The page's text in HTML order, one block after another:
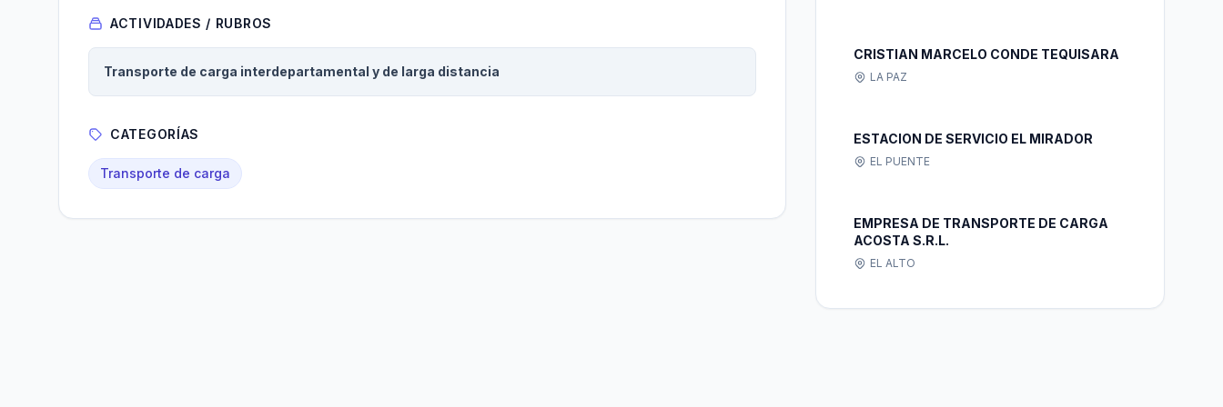
ACTIVIDADES / RUBROS
Transporte de carga interdepartamental y de larga distancia
CATEGORÍAS
Transporte de carga
CRISTIAN MARCELO CONDE TEQUISARA
LA PAZ
ESTACION DE SERVICIO EL MIRADOR
EL PUENTE
EMPRESA DE TRANSPORTE DE CARGA
ACOSTA S.R.L.
EL ALTO